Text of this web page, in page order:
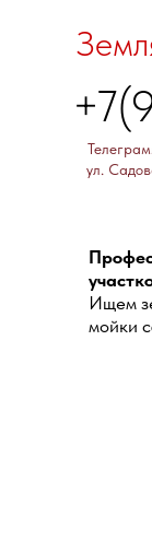
Ищем
мойки
ул.